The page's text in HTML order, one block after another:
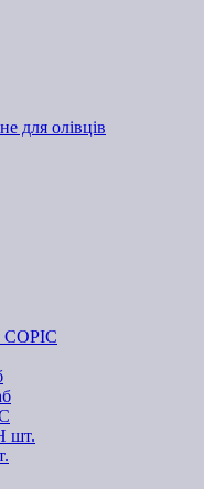
для олівців
шт.